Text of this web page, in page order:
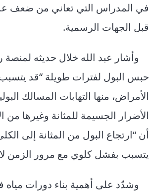
في المدراس التي تعاني من ضعف
قبل الجهات الرسمية.
وأشار عبد الله خلال حديثه
حبس البول لفترات طويلة “قد يتسبب
الأمراض، منها التهابات المسالك
الأضرار الجسيمة للمثانة وغيرها من
أن “ارتجاع البول من المثانة إلى
يتسبب بفشل كلوي مع مرور الزمن لا
وشدّد على أهمية بناء دورات